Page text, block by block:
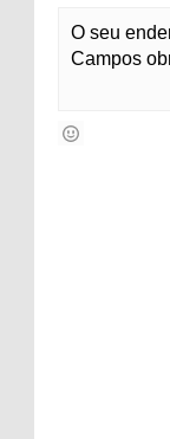
O seu
Campos